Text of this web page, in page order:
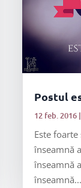
Postul
12 feb. 2016|
Este
înseamnă
înseamnă
înseamnă...